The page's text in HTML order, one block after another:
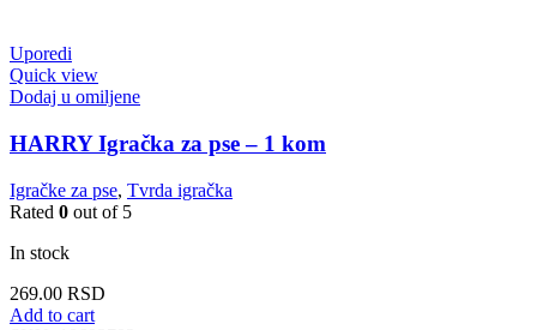
Uporedi
Quick view
Dodaj u omiljene
HARRY Igračka za pse – 1 kom
Igračke za pse, Tvrda igračka
Rated 0 out of 5
In stock
269.00 RSD
Add to cart